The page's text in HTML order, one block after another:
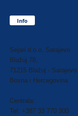
Info
Sejari d.o.o. Sarajevo
Blažuj 78,
71215 Blažuj - Sarajevo
Bosna i Hercegovina
Centrala:
Tel: +387 33 770 300